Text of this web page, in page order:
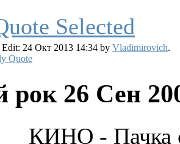
Edit: 24 Окт 2013 14:34 by Vladimirovich.
Quote
рок 26 Сен
КИНО - Пачка